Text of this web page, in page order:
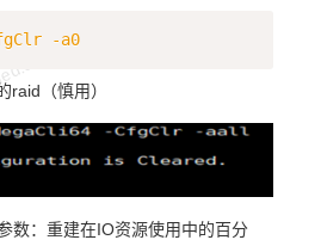
-a0
raid（慎用）
数：重建在IO资源使用中的百分